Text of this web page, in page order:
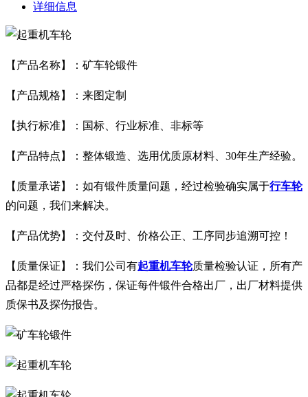
详细信息
【产品名称】： 矿车轮锻件
【产品规格】：来图定制
【执行标准】：国标、行业标准、非标等
【产品特点】：整体锻造、选用优质原材料、30年生产经验。
【质量承诺】：如有锻件质量问题，经过检验确实属于行车轮
的问题，我们来解决。
【产品优势】：交付及时、价格公正、工序同步追溯可控！
【质量保证】：我们公司有起重机车轮质量检验认证，所有产
品都是经过严格探伤，保证每件锻件合格出厂，出厂材料提供
质保书及探伤报告。